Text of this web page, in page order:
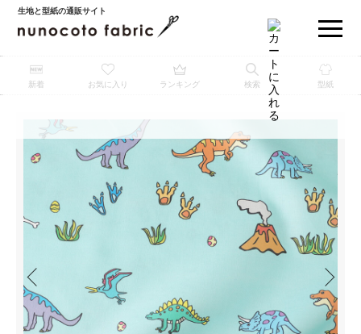
生地と型紙の通販サイト
新着 お気に入り ランキング 検索 型紙